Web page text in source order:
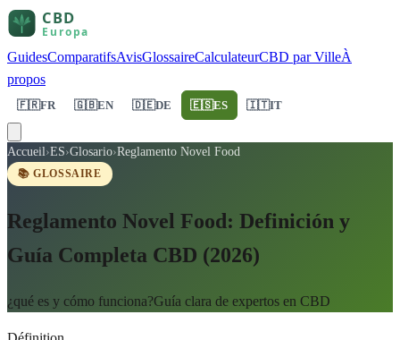
GuidesComparatifsAvisGlossaireCalculateurCBD par VilleÀ
propos
🇫🇷FR 🇬🇧EN 🇩🇪DE 🇪🇸ES 🇮🇹IT
Accueil›ES›Glosario›Reglamento Novel Food
📚 GLOSSAIRE
Reglamento Novel Food: Definición y
Guía Completa CBD (2026)
¿qué es y cómo funciona?Guía clara de expertos en CBD